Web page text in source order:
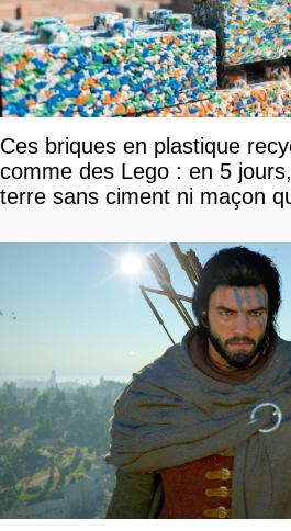
Ces briques en plastique
comme des Lego : en 5
terre sans ciment ni maçon